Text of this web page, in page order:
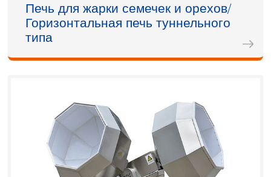
Печь для жарки семечек и орехов/
Горизонтальная печь туннельного
типа